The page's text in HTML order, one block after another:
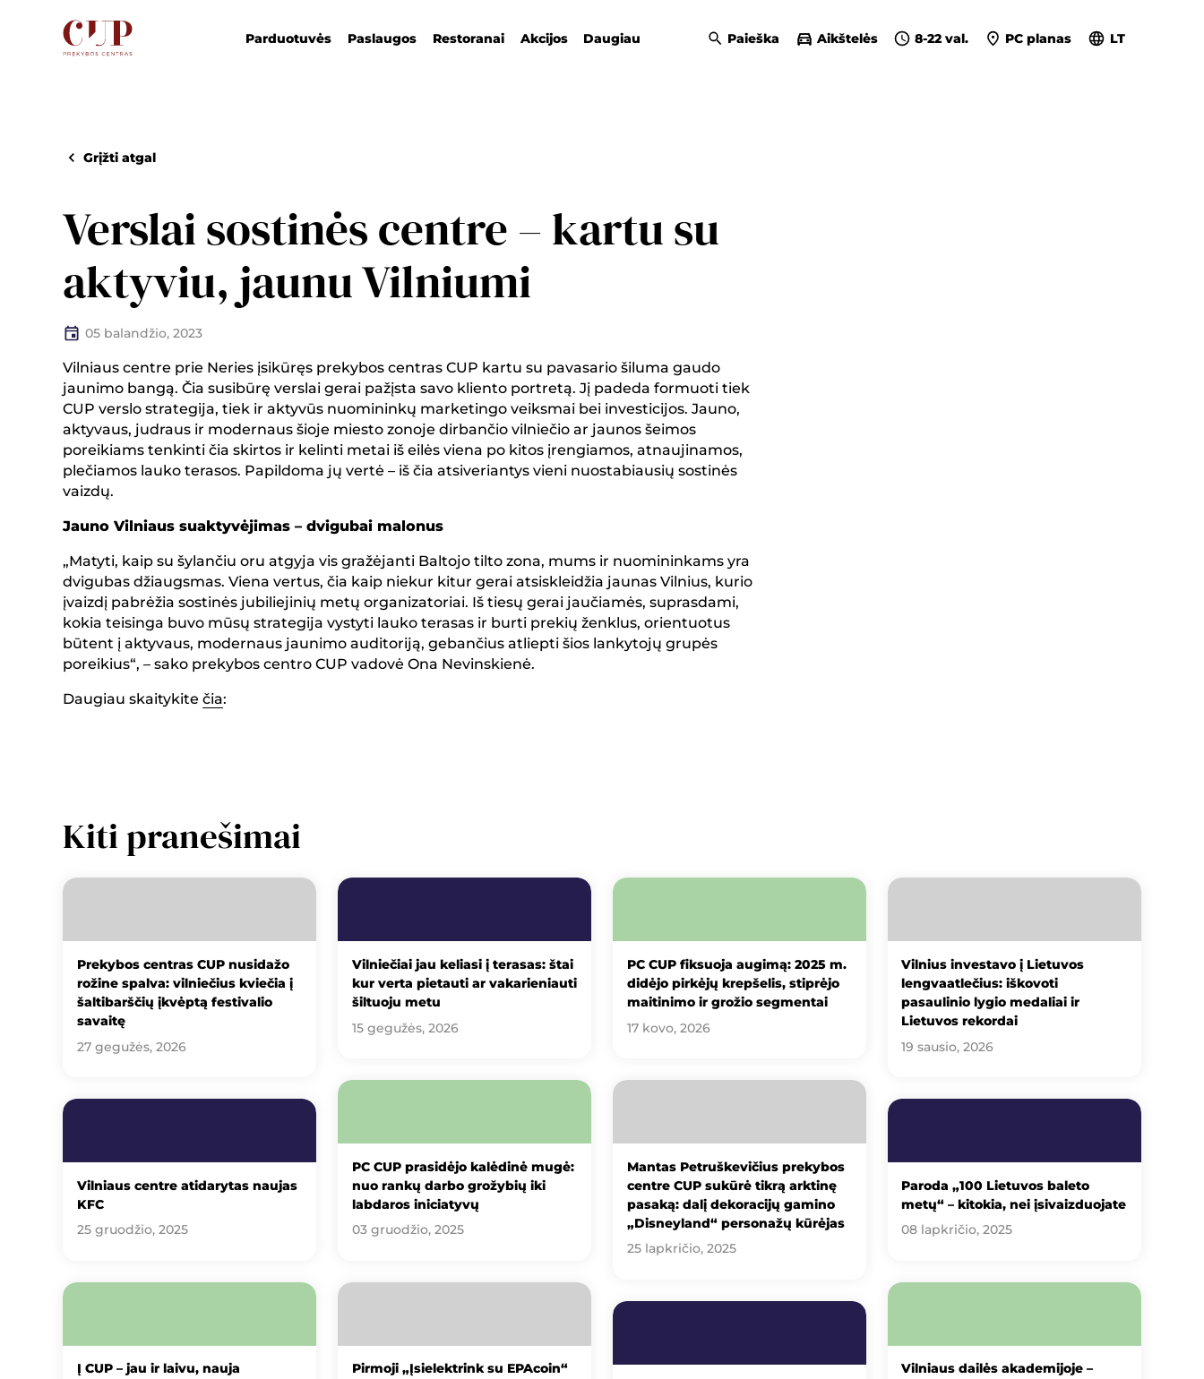
Parduotuvės Paslaugos Restoranai Akcijos Daugiau Paieška Aikštelės 8-22 val. PC planas LT
Grįžti atgal
Verslai sostinės centre – kartu su
aktyviu, jaunu Vilniumi
05 balandžio, 2023
Vilniaus centre prie Neries įsikūręs prekybos centras CUP kartu su pavasario šiluma gaudo
jaunimo bangą. Čia susibūrę verslai gerai pažįsta savo kliento portretą. Jį padeda formuoti tiek
CUP verslo strategija, tiek ir aktyvūs nuomininkų marketingo veiksmai bei investicijos. Jauno,
aktyvaus, judraus ir modernaus šioje miesto zonoje dirbančio vilniečio ar jaunos šeimos
poreikiams tenkinti čia skirtos ir kelinti metai iš eilės viena po kitos įrengiamos, atnaujinamos,
plečiamos lauko terasos. Papildoma jų vertė – iš čia atsiveriantys vieni nuostabiausių sostinės
vaizdų.
Jauno Vilniaus suaktyvėjimas – dvigubai malonus
„Matyti, kaip su šylančiu oru atgyja vis gražėjanti Baltojo tilto zona, mums ir nuomininkams yra
dvigubas džiaugsmas. Viena vertus, čia kaip niekur kitur gerai atsiskleidžia jaunas Vilnius, kurio
įvaizdį pabrėžia sostinės jubiliejinių metų organizatoriai. Iš tiesų gerai jaučiamės, suprasdami,
kokia teisinga buvo mūsų strategija vystyti lauko terasas ir burti prekių ženklus, orientuotus
būtent į aktyvaus, modernaus jaunimo auditoriją, gebančius atliepti šios lankytojų grupės
poreikius“, – sako prekybos centro CUP vadovė Ona Nevinskienė.
Daugiau skaitykite čia:
Kiti pranešimai
Prekybos centras CUP nusidažo
rožine spalva: vilniečius kviečia į
šaltibarščių įkvėptą festivalio
savaitę
27 gegužės, 2026
Vilniečiai jau keliasi į terasas: štai
kur verta pietauti ar vakarieniauti
šiltuoju metu
15 gegužės, 2026
PC CUP fiksuoja augimą: 2025 m.
didėjo pirkėjų krepšelis, stiprėjo
maitinimo ir grožio segmentai
17 kovo, 2026
Vilnius investavo į Lietuvos
lengvaatlečius: iškovoti
pasaulinio lygio medaliai ir
Lietuvos rekordai
19 sausio, 2026
Vilniaus centre atidarytas naujas
KFC
25 gruodžio, 2025
PC CUP prasidėjo kalėdinė mugė:
nuo rankų darbo grožybių iki
labdaros iniciatyvų
03 gruodžio, 2025
Mantas Petruškevičius prekybos
centre CUP sukūrė tikrą arktinę
pasaką: dalį dekoracijų gamino
„Disneyland“ personažų kūrėjas
25 lapkričio, 2025
Paroda „100 Lietuvos baleto
metų“ – kitokia, nei įsivaizduojate
08 lapkričio, 2025
Į CUP – jau ir laivu, nauja
Pirmoji „Įsielektrink su EPAcoin“
Vilniaus dailės akademijoje –